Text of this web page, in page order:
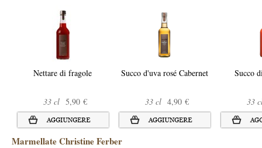
Nettare di fragole
33 cl 5,90 €
Succo d'uva rosé Cabernet
33 cl 4,90 €
Succo
33
Marmellate Christine Ferber